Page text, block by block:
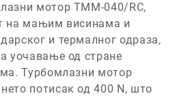
мотор TMM-040/RC,
на мањим висинама и
и термалног одраза,
уочавање од стране
Турбомлазни мотор
потисак од400 N, што